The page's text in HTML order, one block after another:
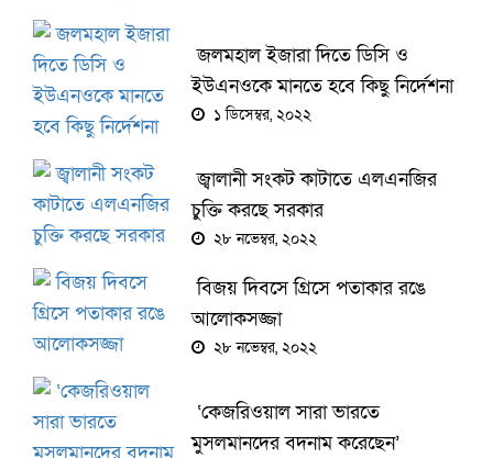
জলমহাল ইজারা দিতে ডিসি ও
ইউএনওকে মানতে হবে কিছু নির্দেশনা
১ ডিসেম্বর, ২০২২
জ্বালানী সংকট কাটাতে এলএনজির
চুক্তি করছে সরকার
২৮ নভেম্বর, ২০২২
বিজয় দিবসে গ্রিসে পতাকার রঙে
আলোকসজ্জা
২৮ নভেম্বর, ২০২২
‘কেজরিওয়াল সারা ভারতে
মুসলমানদের বদনাম করেছেন’